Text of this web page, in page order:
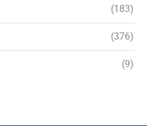
(183)
(376)
(9)